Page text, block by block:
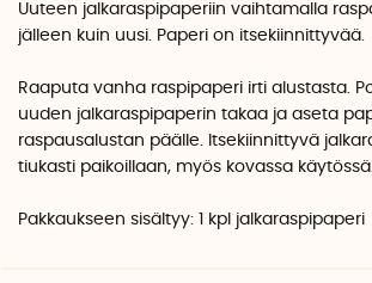
Uuteen jalkaraspipaperiin vaihtamalla
jälleen kuin uusi. Paperi on itsekiinnittyvää.
Raaputa vanha raspipaperi irti alustasta.
uuden jalkaraspipaperin takaa ja aseta
raspausalustan päälle. Itsekiinnittyvä
tiukasti paikoillaan, myös kovassa
Pakkaukseen sisältyy: 1 kpl jalkaraspipaperi